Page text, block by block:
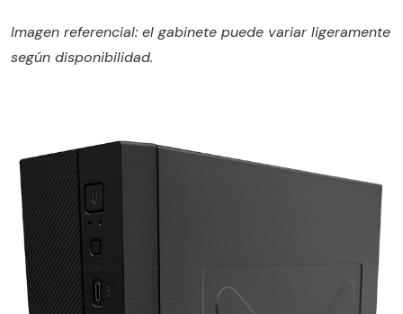
Imagen referencial: el gabinete puede variar ligeramente
según disponibilidad.